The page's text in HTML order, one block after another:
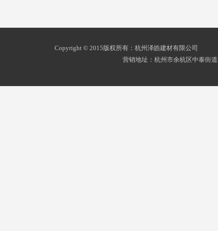
Copyright © 2015版权所有：杭州泽皓建材有限公司
营销地址：杭州市余杭区中泰街